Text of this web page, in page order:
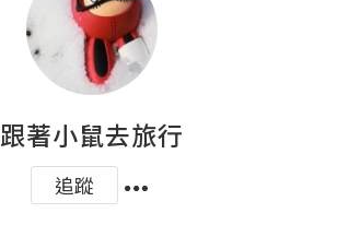
跟著小鼠去旅行
追蹤